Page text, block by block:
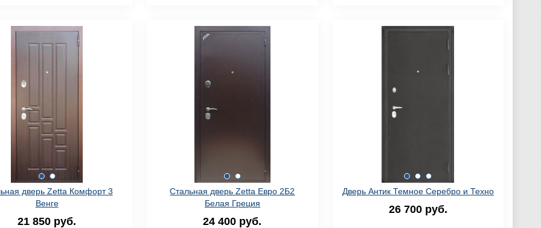
дверь Zetta Комфорт 3
Венге
21 850 руб.
Стальная дверь Zetta Евро 2Б2
Белая Греция
24 400 руб.
Дверь Антик Темное Серебро и Техно
26 700 руб.